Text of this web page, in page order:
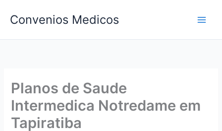
para
conteúdo
Convenios Medicos
Planos de Saude
Intermedica Notredame em
Tapiratiba